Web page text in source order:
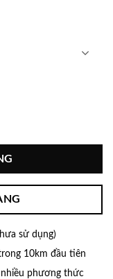
sử dụng)
10km đầu tiên
phương thức